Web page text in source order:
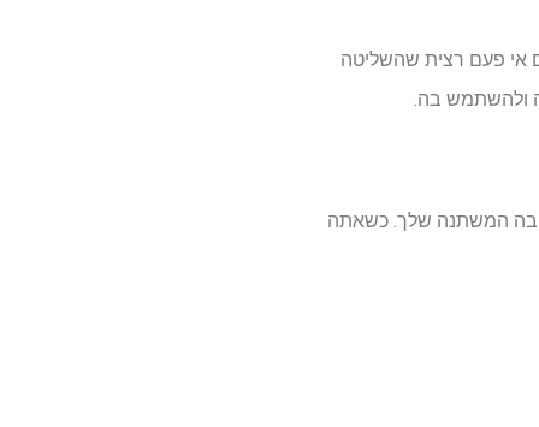
אי פעם רצית שהשליטה
ולהשתמש בה.
המשתנה שלך. כשאתה